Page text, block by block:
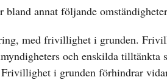
annat följande
med frivillighet i grunden.
och enskilda tilltänkta
i grunden förhindrar